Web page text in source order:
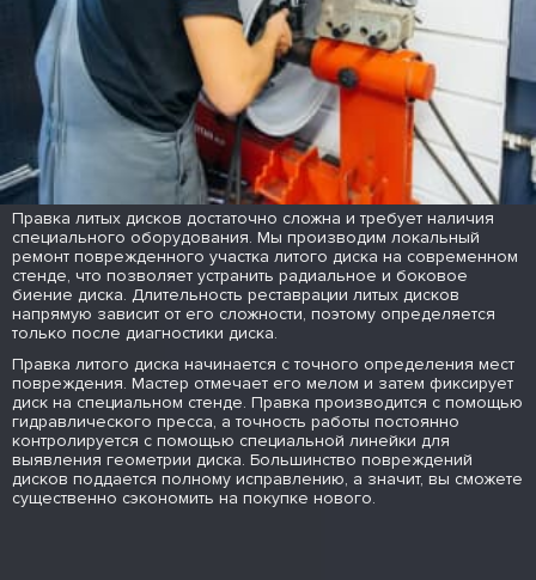
Правка литых дисков достаточно сложна и требует наличия
специального оборудования. Мы производим локальный
ремонт поврежденного участка литого диска на современном
стенде, что позволяет устранить радиальное и боковое
биение диска. Длительность реставрации литых дисков
напрямую зависит от его сложности, поэтому определяется
только после диагностики диска.
Правка литого диска начинается с точного определения мест
повреждения. Мастер отмечает его мелом и затем фиксирует
диск на специальном стенде. Правка производится с помощью
гидравлического пресса, а точность работы постоянно
контролируется с помощью специальной линейки для
выявления геометрии диска. Большинство повреждений
дисков поддается полному исправлению, а значит, вы сможете
существенно сэкономить на покупке нового.